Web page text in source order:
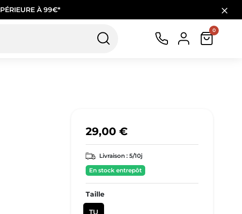
À 99€*
0
29,00 €
Livraison :5/10j
En stock entrepôt
Taille
TU